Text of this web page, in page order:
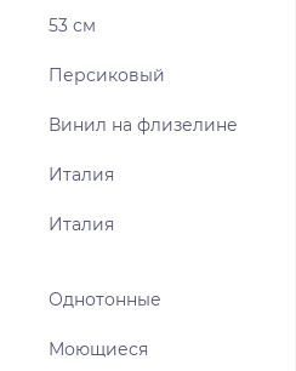
53 см
Персиковый
Винил на флизелине
Италия
Италия
Однотонные
Моющиеся